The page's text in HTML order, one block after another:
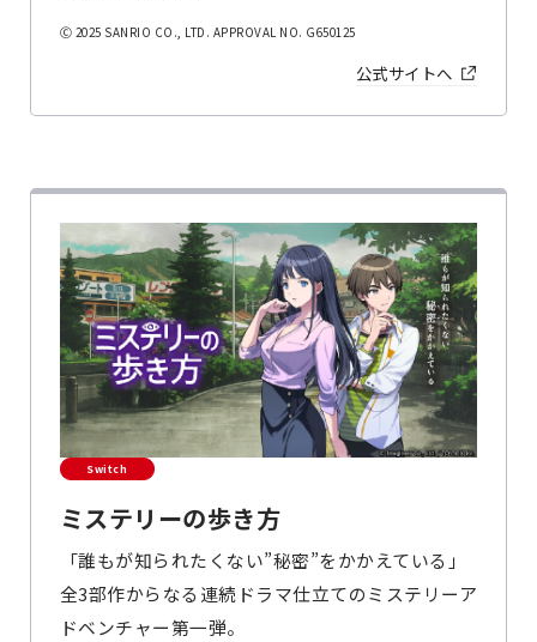
Ⓒ 2025 SANRIO CO., LTD. APPROVAL NO. G650125
公式サイトへ
Switch
ミステリーの歩き方
「誰もが知られたくない”秘密”をかかえている」
全3部作からなる連続ドラマ仕立てのミステリーア
ドベンチャー第一弾。